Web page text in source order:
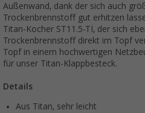
Außenwand, dank der sich auch
Trockenbrennstoff gut erhitzen
Titan-Kocher ST11.5-TI, der sich
Trockenbrennstoff direkt im Topf
Topf in einem hochwertigen
für unser Titan-Klappbesteck.
Details
Aus Titan, sehr leicht